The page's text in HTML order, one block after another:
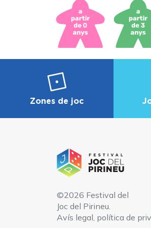
Zones de joc
©2026 Festival del
Joc del Pirineu.
Avís legal, política de